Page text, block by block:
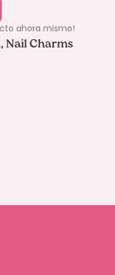
ahora mismo!
, Nail Charms